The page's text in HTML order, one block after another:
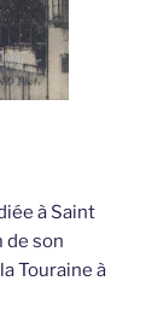
à Saint
de son
Touraine à